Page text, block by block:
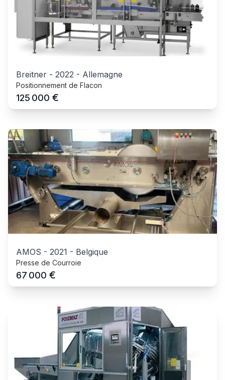
Breitner - 2022 - Allemagne
Positionnement de Flacon
125 000 €
AMOS - 2021 - Belgique
Presse de Courroie
67 000 €